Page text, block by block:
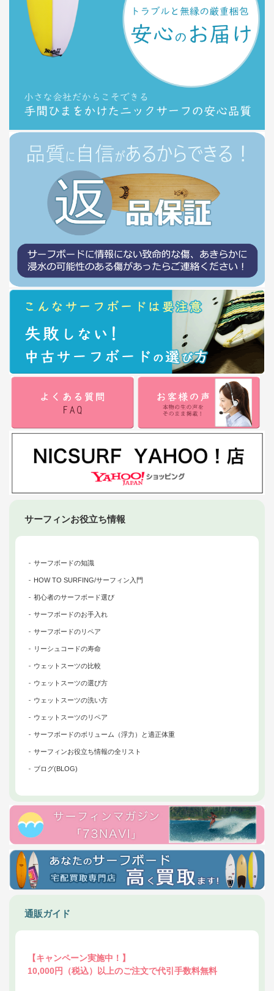
サーフィンお役立ち情報
サーフボードの知識
HOW TO SURFING/サーフィン入門
初心者のサーフボード選び
サーフボードのお手入れ
サーフボードのリペア
リーシュコードの寿命
ウェットスーツの比較
ウェットスーツの選び方
ウェットスーツの洗い方
ウェットスーツのリペア
サーフボードのボリューム（浮力）と適正体重
サーフィンお役立ち情報の全リスト
ブログ(BLOG)
通販ガイド
【キャンペーン実施中！】
10,000円（税込）以上のご注文で代引手数料無料